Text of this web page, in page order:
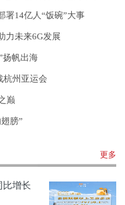
署14亿人“饭碗”大事
力未来6G发展
扬帆出海
杭州亚运会
巅
膀”
更多
比增长